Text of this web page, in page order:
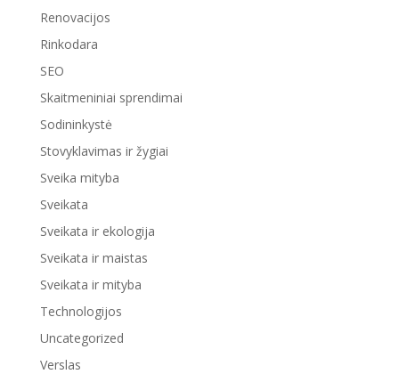
Renovacijos
Rinkodara
SEO
Skaitmeniniai sprendimai
Sodininkystė
Stovyklavimas ir žygiai
Sveika mityba
Sveikata
Sveikata ir ekologija
Sveikata ir maistas
Sveikata ir mityba
Technologijos
Uncategorized
Verslas